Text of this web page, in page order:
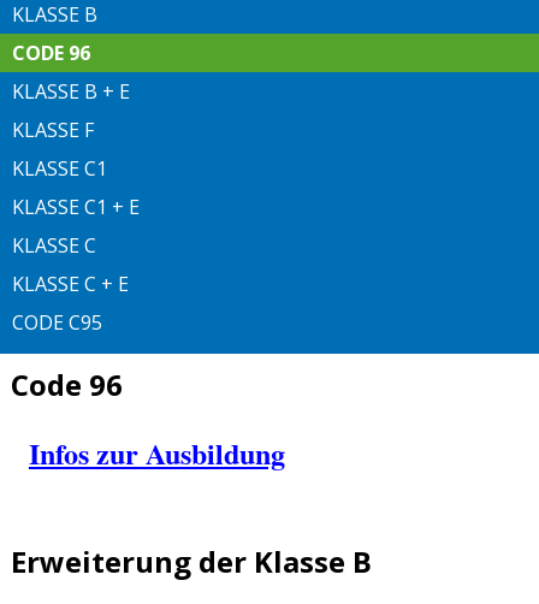
KLASSE B
CODE 96
KLASSE B + E
KLASSE F
KLASSE C1
KLASSE C1 + E
KLASSE C
KLASSE C + E
CODE C95
Code 96
Infos zur Ausbildung
Erweiterung der Klasse B